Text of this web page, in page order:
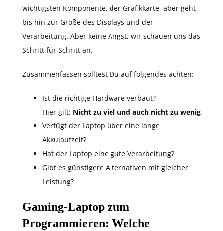
wichtigsten Komponente, der Grafikkarte, aber geht
bis hin zur Größe des Displays und der
Verarbeitung. Aber keine Angst, wir schauen uns das
Schritt für Schritt an.
Zusammenfassen solltest Du auf folgendes achten:
Ist die richtige Hardware verbaut?
Hier gilt: Nicht zu viel und auch nicht zu wenig
Verfügt der Laptop über eine lange
Akkulaufzeit?
Hat der Laptop eine gute Verarbeitung?
Gibt es günstigere Alternativen mit gleicher
Leistung?
Gaming-Laptop zum
Programmieren: Welche